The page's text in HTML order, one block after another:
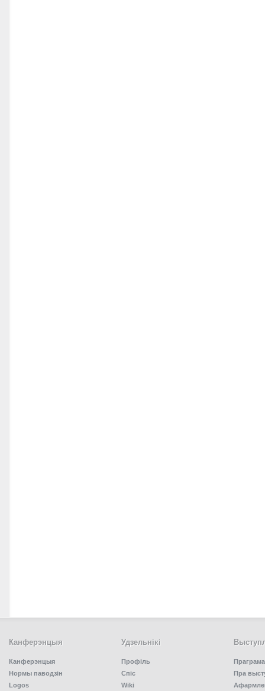
Канферэнцыя
Канферэнцыя
Нормы паводзін
Logos
Удзельнiкi
Профіль
Спiс
Wiki
Праграма
Пра